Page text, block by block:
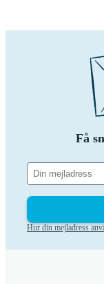
Få
Hur din mejladress